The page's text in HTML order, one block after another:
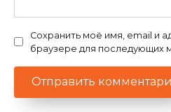
Сохранить моё имя, email и
браузере для последующих